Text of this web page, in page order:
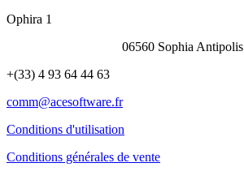
Ophira 1
06560 Sophia Antipolis
+(33) 4 93 64 44 63
comm@acesoftware.fr
Conditions d'utilisation
Conditions générales de vente